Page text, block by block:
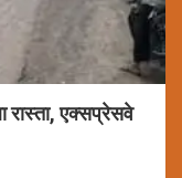
एक्सप्रेसवे